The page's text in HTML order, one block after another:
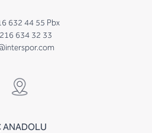
632 44 55 Pbx
634 32 33
ANADOLU